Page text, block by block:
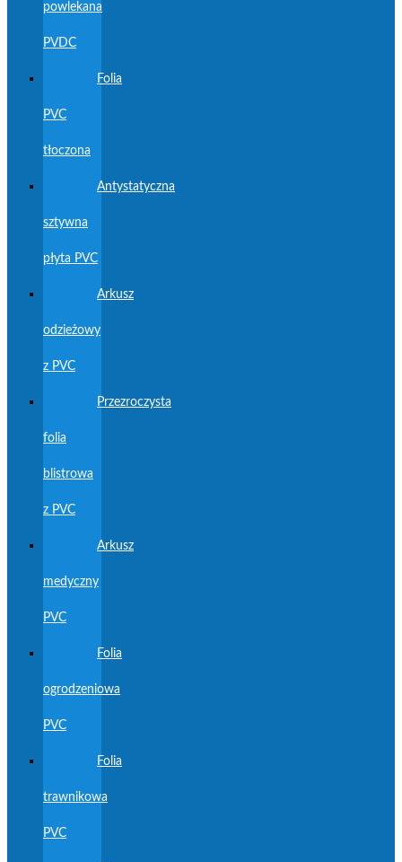
powlekana
PVDC
Folia
PVC
tłoczona
Antystatyczna
sztywna
płyta PVC
Arkusz
odzieżowy
z PVC
Przezroczysta
folia
blistrowa
z PVC
Arkusz
medyczny
PVC
Folia
ogrodzeniowa
PVC
Folia
trawnikowa
PVC